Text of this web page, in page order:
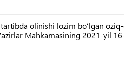
olinishi lozim bo‘lgan
Mahkamasining 2021-yil